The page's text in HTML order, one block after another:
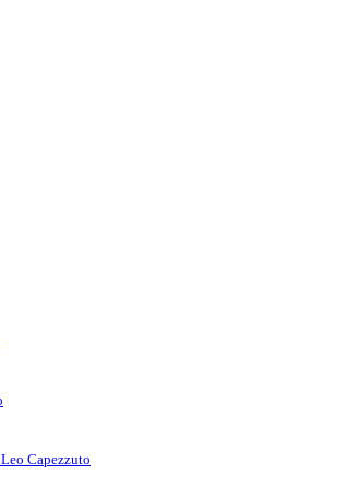
Leo Capezzuto